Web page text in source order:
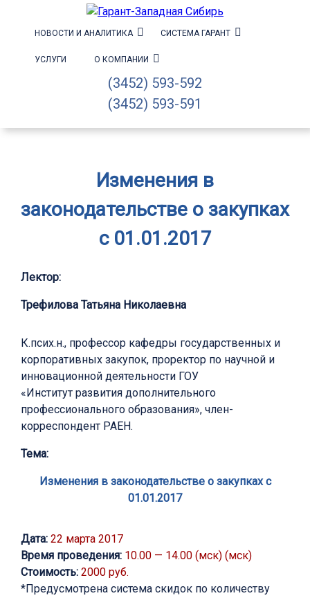
НОВОСТИ И АНАЛИТИКА СИСТЕМА ГАРАНТ
УСЛУГИ О КОМПАНИИ
(3452) 593-592
(3452) 593-591
Изменения в
законодательстве о закупках
с 01.01.2017
Лектор:
Трефилова Татьяна Николаевна
К.псих.н., профессор кафедры государственных и
корпоративных закупок, проректор по научной и
инновационной деятельности ГОУ
«Институт развития дополнительного
профессионального образования», член-
корреспондент РАЕН.
Тема:
Изменения в законодательстве о закупках с
01.01.2017
Дата: 22 марта 2017
Время проведения: 10.00 — 14.00 (мск) (мск)
Стоимость: 2000 руб.
*Предусмотрена система скидок по количеству